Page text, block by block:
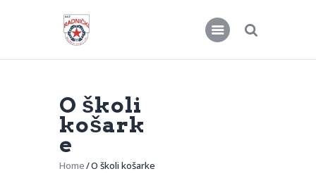
O školi
košark
e
Home O školi košarke
KKŽ Radnički
Seniorke
Novosti